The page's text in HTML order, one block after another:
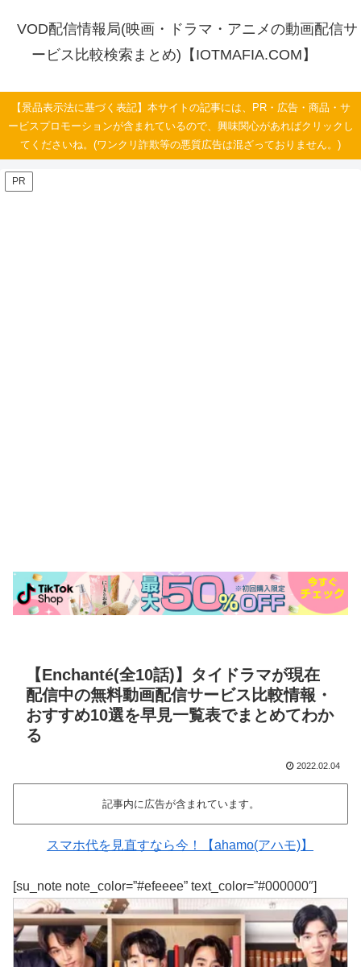
VOD配信情報局(映画・ドラマ・アニメの動画配信サ
ービス比較検索まとめ)【IOTMAFIA.COM】
【景品表示法に基づく表記】本サイトの記事には、PR・広告・商品・サ
ービスプロモーションが含まれているので、興味関心があればクリックし
てくださいね。(ワンクリ詐欺等の悪質広告は混ざっておりません。)
PR
【Enchanté(全10話)】タイドラマが現在
配信中の無料動画配信サービス比較情報・
おすすめ10選を早見一覧表でまとめてわか
る
2022.02.04
記事内に広告が含まれています。
スマホ代を見直すなら今！【ahamo(アハモ)】
[su_note note_color=”#efeeee” text_color=”#000000″]